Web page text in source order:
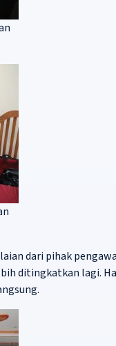
dari pihak
ditingkatkan lagi.